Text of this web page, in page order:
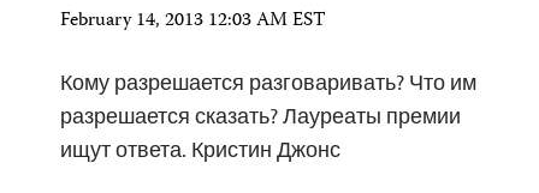
February 14, 2013 12:03 AM EST
Кому разрешается разговаривать? Что им
разрешается сказать? Лауреаты премии
ищут ответа. Кристин Джонс